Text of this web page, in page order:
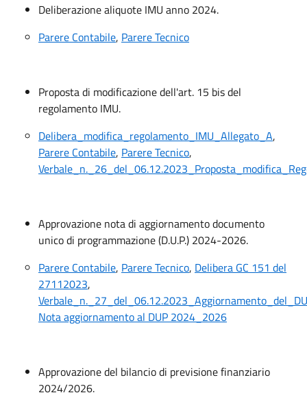
Deliberazione aliquote IMU anno 2024.
Parere Contabile, Parere Tecnico
Proposta di modificazione dell'art. 15 bis del
regolamento IMU.
Delibera_modifica_regolamento_IMU_Allegato_A,
Parere Contabile, Parere Tecnico,
Approvazione nota di aggiornamento documento
unico di programmazione (D.U.P.) 2024-2026.
Parere Contabile, Parere Tecnico, Delibera GC 151 del
27112023,
Nota aggiornamento al DUP 2024_2026
Approvazione del bilancio di previsione finanziario
2024/2026.